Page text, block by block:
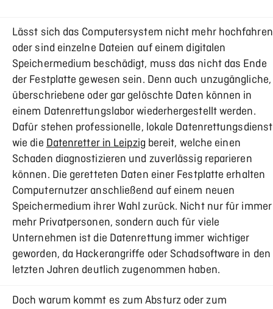
Lässt sich das Computersystem nicht mehr hochfahren
oder sind einzelne Dateien auf einem digitalen
Speichermedium beschädigt, muss das nicht das Ende
der Festplatte gewesen sein. Denn auch unzugängliche,
überschriebene oder gar gelöschte Daten können in
einem Datenrettungslabor wiederhergestellt werden.
Dafür stehen professionelle, lokale
wie dieDatenretter in Leipzig bereit, welche einen
Schaden diagnostizieren und zuverlässig reparieren
können. Die geretteten Daten einer Festplatte erhalten
Computernutzer anschließend auf einem neuen
Speichermedium ihrer Wahl zurück. Nicht nur für immer
mehr Privatpersonen, sondern auch für viele
Unternehmen ist die Datenrettung immer wichtiger
geworden, da Hackerangriffe oder Schadsoftware in den
letzten Jahren deutlich zugenommen haben.
Doch warum kommt es zum Absturz oder zum